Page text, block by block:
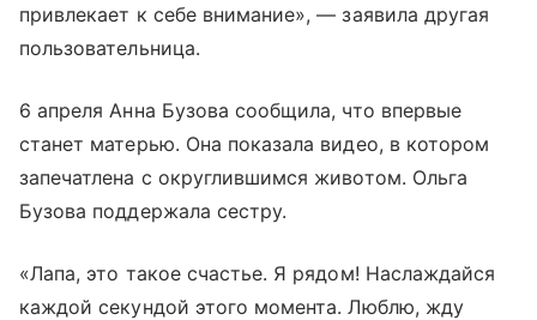
привлекает к себе внимание», — заявила другая
пользовательница.
6 апреля Анна Бузова сообщила, что впервые
станет матерью. Она показала видео, в котором
запечатлена с округлившимся животом. Ольга
Бузова поддержала сестру.
«Лапа, это такое счастье. Я рядом! Наслаждайся
каждой секундой этого момента. Люблю, жду